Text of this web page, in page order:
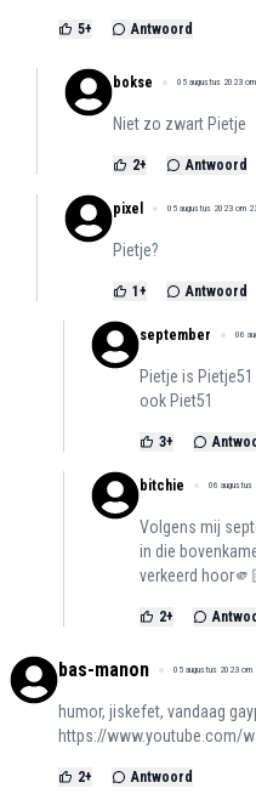
5+ Antwoord
bokse 05 augustus 2023
Niet zo zwart Pietje
2+ Antwoord
pixel 05 augustus 2023 om
Pietje?
1 + Antwoord
september 06
Pietje is
ook Piet51
3+
bitchie 06 augustus
Volgens mij
in die
verkeerd
2+
bas-manon 05 augustus 2023 om
humor, jiskefet, vandaag
https://www.youtube.com/
2+ Antwoord